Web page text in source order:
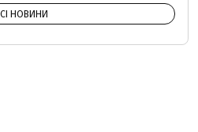
НОВИНИ